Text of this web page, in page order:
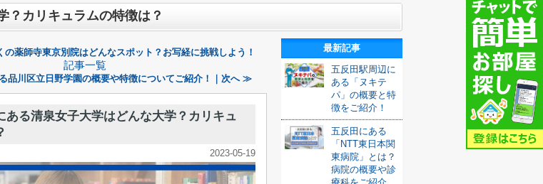
？カリキュラムの特徴は？
薬師寺東京別院はどんなスポット？お写経に挑戦しよう！
記事一覧
品川区立日野学園の概要や特徴についてご紹介！｜次へ ≫
ある清泉女子大学はどんな大学？カリキュ
2023-05-19
最新記事
五反田駅周辺に
ある「ヌキテ
パ」の概要と特
徴をご紹介！
五反田にある
「NTT東日本関
東病院」とは？
病院の概要や診